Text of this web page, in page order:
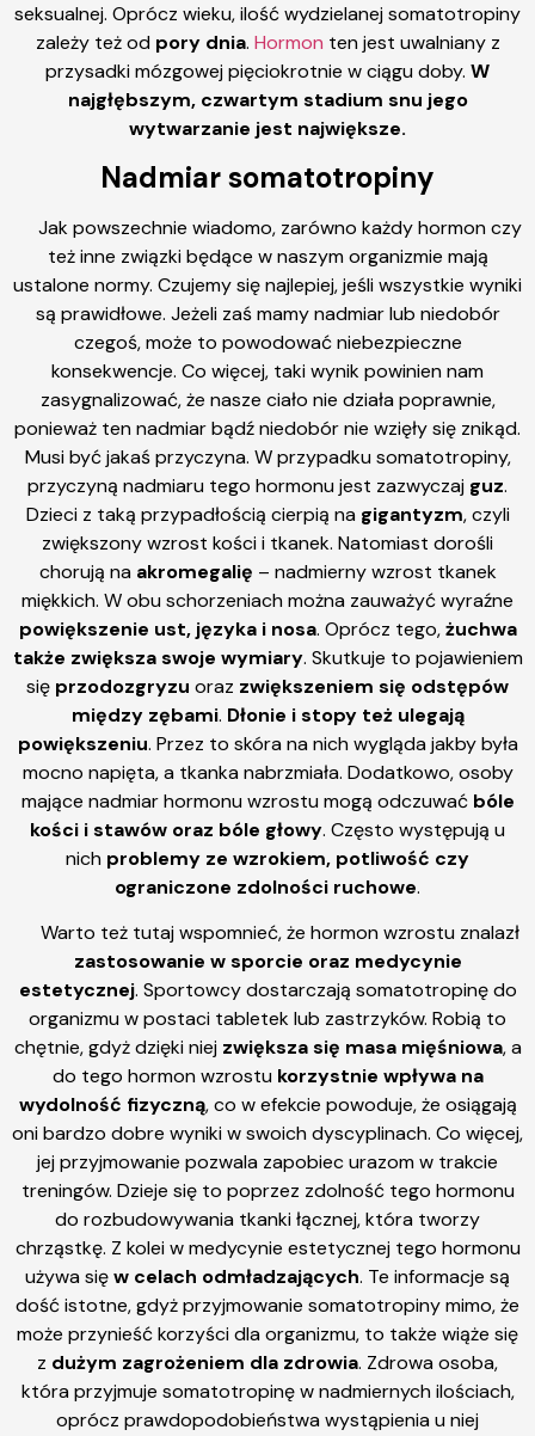
seksualnej. Oprócz wieku, ilość wydzielanej somatotropiny
zależy też od pory dnia. Hormon ten jest uwalniany z
przysadki mózgowej pięciokrotnie w ciągu doby. W
najgłębszym, czwartym stadium snu jego
wytwarzanie jest największe.
Nadmiar somatotropiny
Jak powszechnie wiadomo, zarówno każdy hormon czy
też inne związki będące w naszym organizmie mają
ustalone normy. Czujemy się najlepiej, jeśli wszystkie wyniki
są prawidłowe. Jeżeli zaś mamy nadmiar lub niedobór
czegoś, może to powodować niebezpieczne
konsekwencje. Co więcej, taki wynik powinien nam
zasygnalizować, że nasze ciało nie działa poprawnie,
ponieważ ten nadmiar bądź niedobór nie wzięły się znikąd.
Musi być jakaś przyczyna. W przypadku somatotropiny,
przyczyną nadmiaru tego hormonu jest zazwyczaj guz.
Dzieci z taką przypadłością cierpią na gigantyzm, czyli
zwiększony wzrost kości i tkanek. Natomiast dorośli
chorują na akromegalię – nadmierny wzrost tkanek
miękkich. W obu schorzeniach można zauważyć wyraźne
powiększenie ust, języka i nosa. Oprócz tego,żuchwa
także zwiększa swoje wymiary. Skutkuje to pojawieniem
się przodozgryzu oraz zwiększeniem się odstępów
między zębami. Dłonie i stopy też ulegają
powiększeniu. Przez to skóra na nich wygląda jakby była
mocno napięta, a tkanka nabrzmiała. Dodatkowo, osoby
mające nadmiar hormonu wzrostu mogą odczuwać bóle
kości i stawów oraz bóle głowy. Często występują u
nich problemy ze wzrokiem, potliwość czy
ograniczone zdolności ruchowe.
Warto też tutaj wspomnieć, że hormon wzrostu znalazł
zastosowanie w sporcie oraz medycynie
estetycznej. Sportowcy dostarczają somatotropinę do
organizmu w postaci tabletek lub zastrzyków. Robią to
chętnie, gdyż dzięki niej zwiększa się masa mięśniowa, a
do tego hormon wzrostu korzystnie wpływa na
wydolność fizyczną, co w efekcie powoduje, że osiągają
oni bardzo dobre wyniki w swoich dyscyplinach. Co więcej,
jej przyjmowanie pozwala zapobiec urazom w trakcie
treningów. Dzieje się to poprzez zdolność tego hormonu
do rozbudowywania tkanki łącznej, która tworzy
chrząstkę. Z kolei w medycynie estetycznej tego hormonu
używa sięw celach odmładzających. Te informacje są
dość istotne, gdyż przyjmowanie somatotropiny mimo, że
może przynieść korzyści dla organizmu, to także wiąże się
z dużym zagrożeniem dla zdrowia. Zdrowa osoba,
która przyjmuje somatotropinę w nadmiernych ilościach,
oprócz prawdopodobieństwa wystąpienia u niej